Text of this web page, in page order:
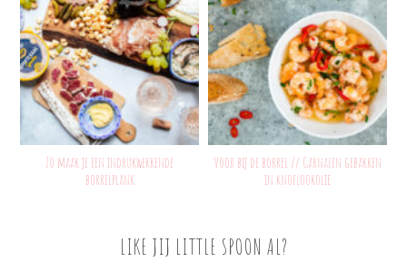
Zo maak je een indrukwekkende
borrelplank
Voor bij de borrel // Garnalen gebakken
in knoflookolie
LIKE JIJ LITTLE SPOON AL?